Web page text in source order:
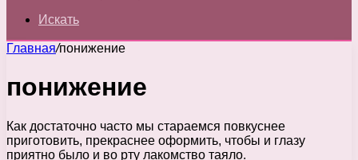
Искать
Главная/понижение
понижение
Как достаточно часто мы стараемся повкуснее
приготовить, прекраснее оформить, чтобы и глазу
приятно было и во рту лакомство таяло.